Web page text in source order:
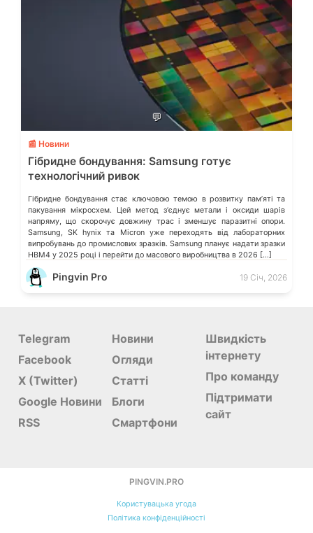
💬
📰 Новини
Гібридне бондування: Samsung готує
технологічний ривок
Гібридне бондування стає ключовою темою в розвитку памʼяті та
пакування мікросхем. Цей метод зʼєднує метали і оксиди шарів
напряму, що скорочує довжину трас і зменшує паразитні опори.
Samsung, SK hynix та Micron уже переходять від лабораторних
випробувань до промислових зразків. Samsung планує надати зразки
HBM4 у 2025 році і перейти до масового виробництва в 2026 […]
Pingvin Pro 19 Січ, 2026
Telegram
Facebook
X (Twitter)
Google Новини
RSS
Новини
Огляди
Статті
Блоги
Смартфони
Швидкість
інтернету
Про команду
Підтримати
сайт
PINGVIN.PRO
Користувацька угода
Політика конфіденційності